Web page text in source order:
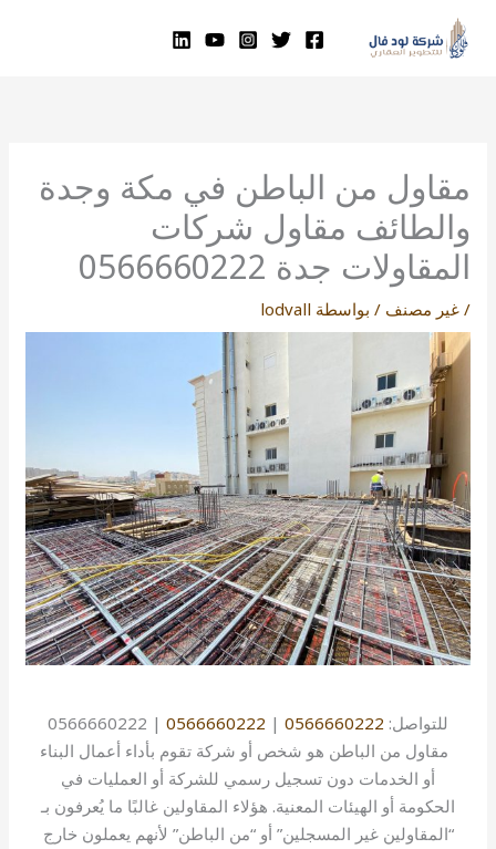
تخطي
مقاول من الباطن في مكة وجدة
والطائف مقاول شركات
المقاولات جدة 0566660222
/غير مصنف / بواسطة lodvall
للتواصل: 0566660222
|
0566660222
| 0566660222
مقاول من الباطن هو شخص أو شركة تقوم بأداء أعمال البناء
أو الخدمات دون تسجيل رسمي للشركة أو العمليات في
الحكومة أو الهيئات المعنية. هؤلاء المقاولين غالبًا ما يُعرفون بـ
“المقاولين غير المسجلين” أو “من الباطن” لأنهم يعملون خارج